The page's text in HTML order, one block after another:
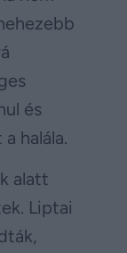
és
halála.
alatt
Liptai